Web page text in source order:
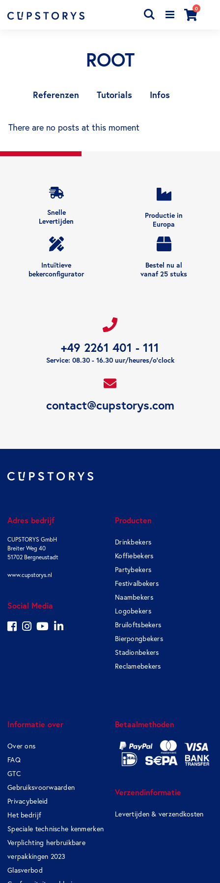
Cart
0producten
Search
ROOT
There are no posts at this moment
Referenzen Tutorials Infos
Snelle
Levertijden
Productie in
Europa
Intuïtieve
bekerconfigurator
Bestel nu al
vanaf 25 stuks
+49 2261 401 - 111
Service: 08.30 - 16.30 uur/heures/o'clock
contact@cupstorys.com
Adres bedrijf
CUPSTORYS GmbH
Breiter Weg 40
51702 Bergneustadt
www.cupstorys.nl
Social Media
Producten
Drinkbekers
Koffiebekers
Partybekers
Festivalbekers
Naambekers
Logobekers
Bruiloftsbekers
Bierpongbekers
Stadionbekers
Reclamebekers
Informatie over
Over ons
FAQ
GTC
Gebruiksvoorwaarden
Privacybeleid
Het bedrijf
Speciale technische kenmerken
Verplichting herbruikbare
verpakkingen 2023
Glasverbod
Betaalmethoden
Verzendinformatie
Levertijden & verzendkosten